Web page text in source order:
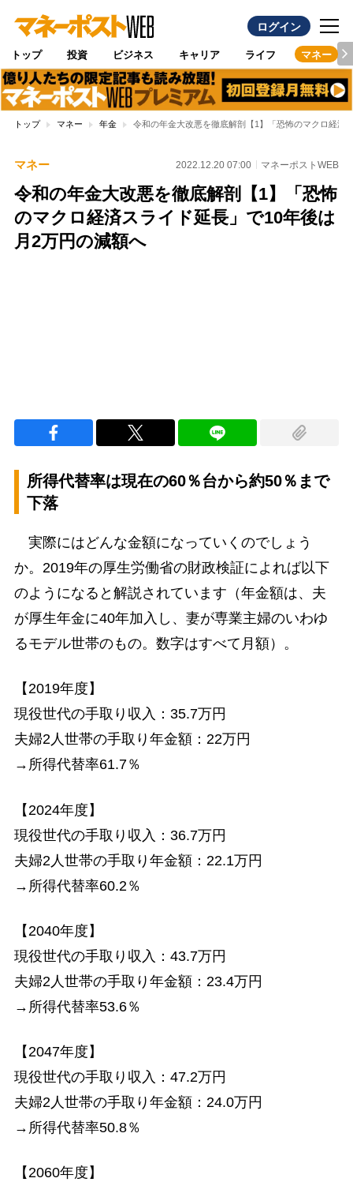
ログイン
トップ 投資 ビジネス キャリア ライフ マネー
トップ マネー 年金 令和の年金大改悪を徹底解剖【1】「恐怖のマクロ経済
マネー 2022.12.20 07:00 マネーポストWEB
令和の年金大改悪を徹底解剖【1】「恐怖
のマクロ経済スライド延長」で10年後は
月2万円の減額へ
所得代替率は現在の60％台から約50％まで
下落
実際にはどんな金額になっていくのでしょう
か。2019年の厚生労働省の財政検証によれば以下
のようになると解説されています（年金額は、夫
が厚生年金に40年加入し、妻が専業主婦のいわゆ
るモデル世帯のもの。数字はすべて月額）。
【2019年度】
現役世代の手取り収入：35.7万円
夫婦2人世帯の手取り年金額：22万円
→所得代替率61.7％
【2024年度】
現役世代の手取り収入：36.7万円
夫婦2人世帯の手取り年金額：22.1万円
→所得代替率60.2％
【2040年度】
現役世代の手取り収入：43.7万円
夫婦2人世帯の手取り年金額：23.4万円
→所得代替率53.6％
【2047年度】
現役世代の手取り収入：47.2万円
夫婦2人世帯の手取り年金額：24.0万円
→所得代替率50.8％
【2060年度】